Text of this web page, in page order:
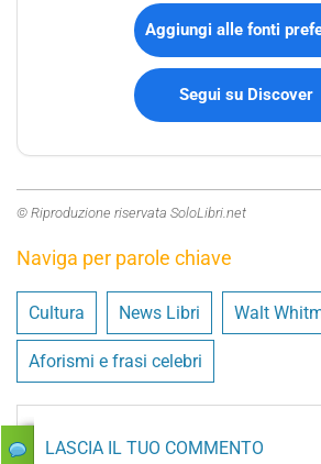
Aggiungi alle fonti
Segui su Discover
© Riproduzione riservata SoloLibri.net
Naviga per parole chiave
Cultura News Libri Walt
Aforismi e frasi celebri
LASCIA IL TUO COMMENTO